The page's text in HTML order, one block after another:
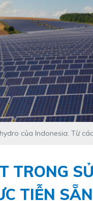
của Indonesia: Từ
TIỄN